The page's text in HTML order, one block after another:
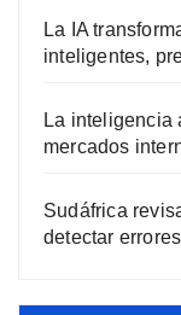
La IA
inteligentes,
La inteligencia
mercados
Sudáfrica
detectar